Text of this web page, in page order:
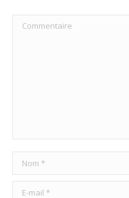
Commentaire
Nom *
E-mail *